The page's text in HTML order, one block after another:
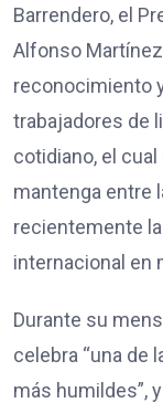
Barrendero, el
Alfonso
reconocimiento
trabajadores de
cotidiano, el
mantenga entre
recientemente
internacional en
Durante su
celebra “una de
más humildes”,